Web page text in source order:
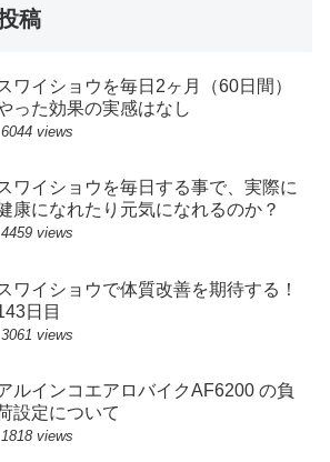
稿
ワイショウを毎日2ヶ月（60日間）
った効果の実感はなし
6044 views
ワイショウを毎日する事で、実際に
康になれたり元気になれるのか？
4459 views
ワイショウで体質改善を期待する！
日目
3061 views
ルインコエアロバイクAF6200 の負
設定について
1818 views